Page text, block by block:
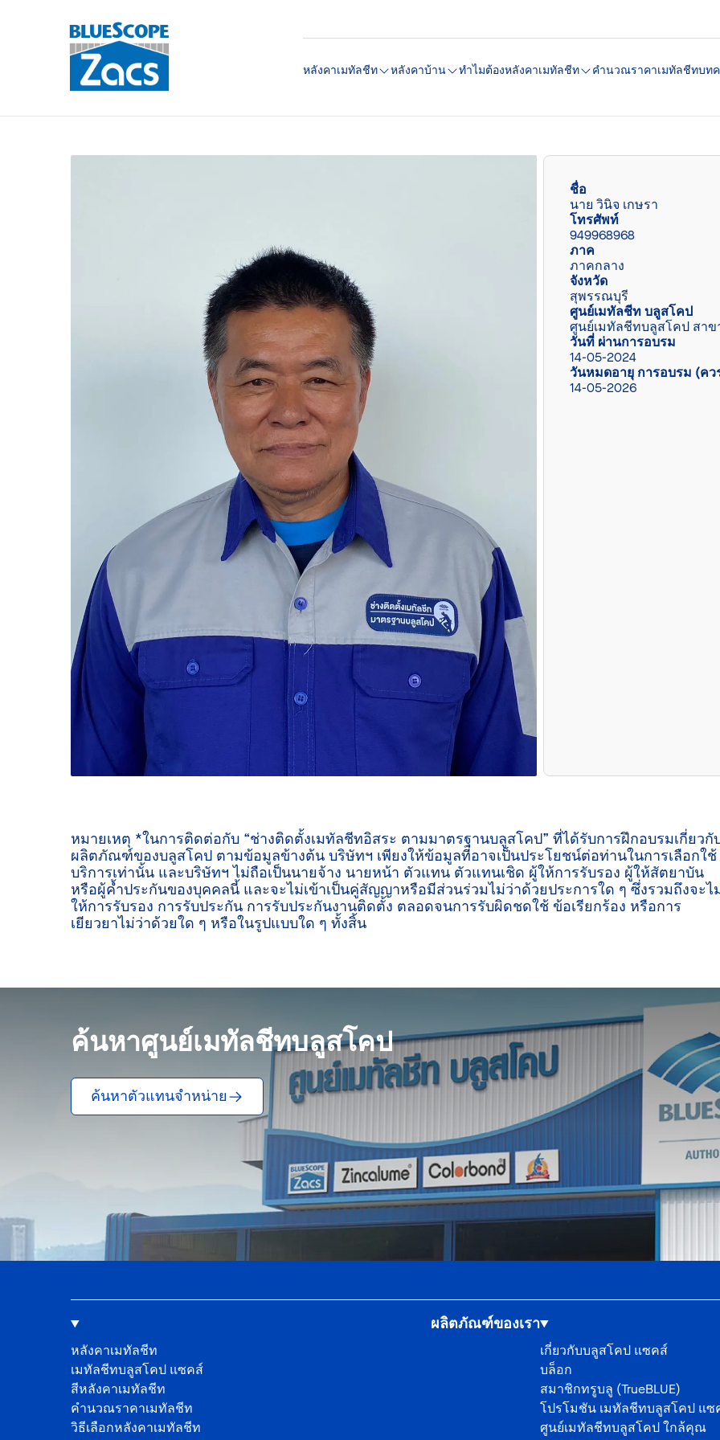
หลังคาเมทัลชีท หลังคาบ้าน ทำไมต้องหลังคาเมทัลชีท คํานวณราคาเมทัลชีทบท
ชื่อ
นาย วินิจ เกษรา
โทรศัพท์
949968968
ภาค
ภาคกลาง
จังหวัด
สุพรรณบุรี
ศูนย์เมทัลชีท บลูสโคป
ศูนย์เมทัลชีทบลูสโคป สา
วันที่ ผ่านการอบรม
14-05-2024
วันหมดอายุ การอบรม (ค
14-05-2026
หมายเหตุ *ในการติดต่อกับ “ช่างติดตั้งเมทัลชีทอิสระ ตามมาตรฐานบลูสโคป” ที่ได้รับการฝึกอบรมเกี่ยวกั
ผลิตภัณฑ์ของบลูสโคป ตามข้อมูลข้างต้น บริษัทฯ เพียงให้ข้อมูลที่อาจเป็นประโยชน์ต่อท่านในการเลือกใช้
บริการเท่านั้น และบริษัทฯ ไม่ถือเป็นนายจ้าง นายหน้า ตัวแทน ตัวแทนเชิด ผู้ให้การรับรอง ผู้ให้สัตยาบัน
หรือผู้ค้ำประกันของบุคคลนี้ และจะไม่เข้าเป็นคู่สัญญาหรือมีส่วนร่วมไม่ว่าด้วยประการใด ๆ ซึ่งรวมถึงจะไ
ให้การรับรอง การรับประกัน การรับประกันงานติดตั้ง ตลอดจนการรับผิดชดใช้ ข้อเรียกร้อง หรือการ
เยียวยาไม่ว่าด้วยใด ๆ หรือในรูปแบบใด ๆ ทั้งสิ้น
ค้นหาศูนย์เมทัลชีทบลูสโคป
ค้นหาตัวแทนจำหน่าย
ผลิตภัณฑ์ของเรา
หลังคาเมทัลชีท
เมทัลชีทบลูสโคป แซคส์
สีหลังคาเมทัลชีท
คํานวณราคาเมทัลชีท
วิธีเลือกหลังคาเมทัลชีท
เกี่ยวกับบลูสโคป แซคส์
บล็อก
สมาชิกทรูบลู (TrueBLUE)
โปรโมชัน เมทัลชีทบลูสโคป แซ
ศูนย์เมทัลชีทบลูสโคป ใกล้คุณ